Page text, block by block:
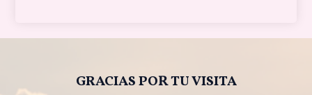
GRACIAS POR TU VISITA